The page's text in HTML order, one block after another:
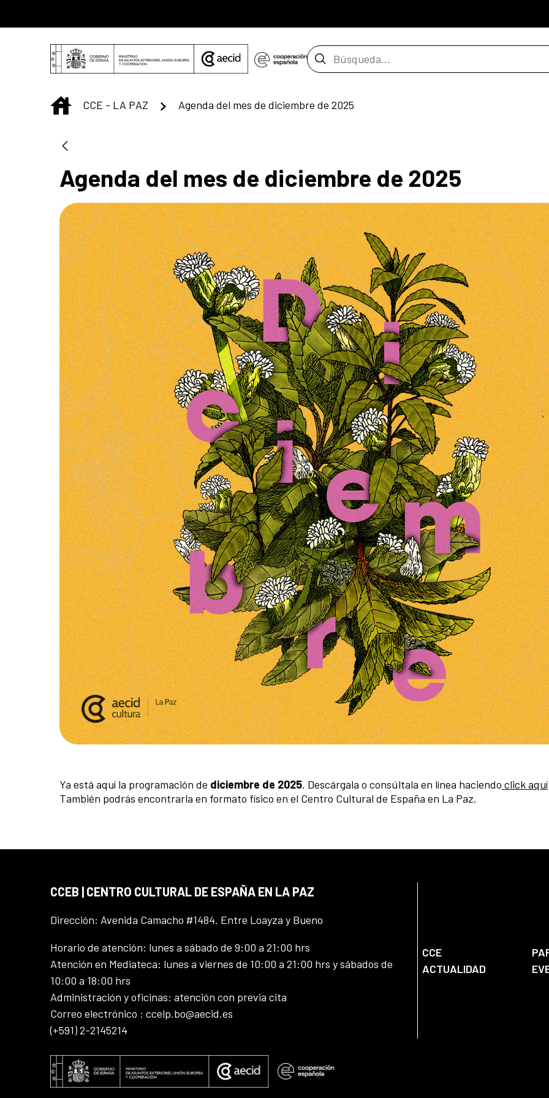
Barra de búsqueda
INICIO
CCE - LA PAZ Agenda del mes de diciembre de 2025
Agenda del mes de diciembre de 2025
Ya está aquí la programación de diciembre de 2025. Descárgala o consúltala en línea haciendo click aquí
También podrás encontrarla en formato físico en el Centro Cultural de España en La Paz.
CCEB | CENTRO CULTURAL DE ESPAÑA EN LA PAZ
Dirección: Avenida Camacho #1484. Entre Loayza y Bueno
Horario de atención: lunes a sábado de 9:00 a 21:00 hrs
Atención en Mediateca: lunes a viernes de 10:00 a 21:00 hrs y sábados de
10:00 a 18:00 hrs
Administración y oficinas: atención con previa cita
Correo electrónico : ccelp.bo@aecid.es
(+591) 2-2145214
CCE
ACTUALIDAD